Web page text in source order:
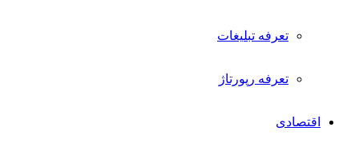
تعرفه تبلیغات
تعرفه رپورتاژ
اقتصادی